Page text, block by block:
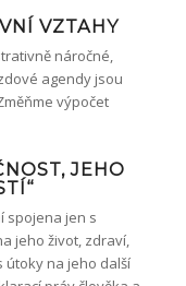
VZTAHY
náročné,
agendy jsou
výpočet
JEHO
spojena jen s
jeho život, zdraví,
útoky na jeho další